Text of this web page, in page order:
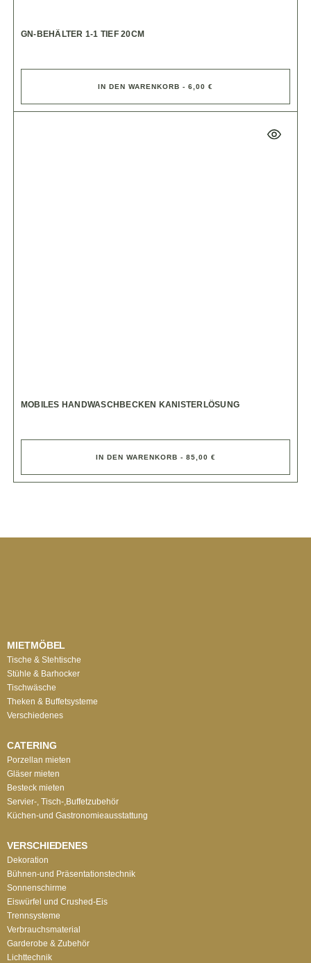
GN-BEHÄLTER 1-1 TIEF 20CM
IN DEN WARENKORB - 6,00 €
MOBILES HANDWASCHBECKEN KANISTERLÖSUNG
IN DEN WARENKORB - 85,00 €
MIETMÖBEL
Tische & Stehtische
Stühle & Barhocker
Tischwäsche
Theken & Buffetsysteme
Verschiedenes
CATERING
Porzellan mieten
Gläser mieten
Besteck mieten
Servier-, Tisch-,Buffetzubehör
Küchen-und Gastronomieausstattung
VERSCHIEDENES
Dekoration
Bühnen-und Präsentationstechnik
Sonnenschirme
Eiswürfel und Crushed-Eis
Trennsysteme
Verbrauchsmaterial
Garderobe & Zubehör
Lichttechnik